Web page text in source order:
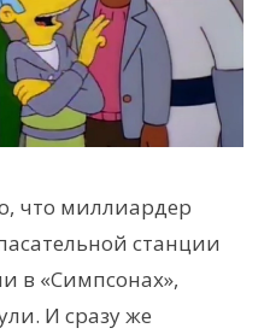
что миллиардер
станции
в «Симпсонах»,
И сразу же